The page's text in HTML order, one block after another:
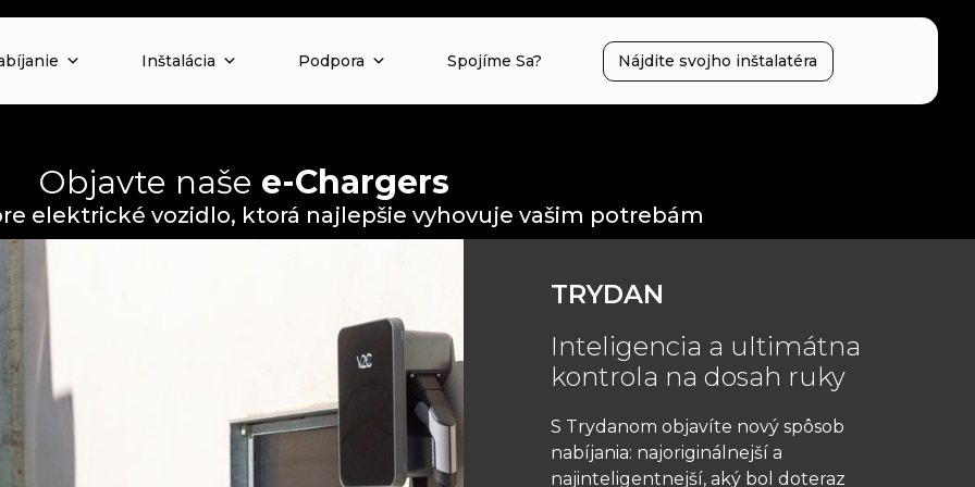
Inštalácia Podpora Spojíme Sa? Nájdite svojho inštalatéra
Objavte naše e-Chargers
elektrické vozidlo, ktorá najlepšie vyhovuje vašim potrebám
TRYDAN
Inteligencia a ultimátna
kontrola na dosah ruky
S Trydanom objavíte nový spôsob
nabíjania: najoriginálnejší a
najinteligentnejší, aký bol doteraz